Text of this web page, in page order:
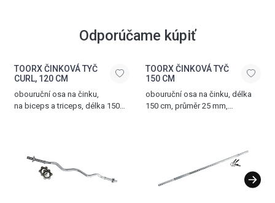
Odporúčame kúpiť
TOORX ČINKOVÁ TYČ
CURL, 120 CM
obouruční osa na činku,
na biceps a triceps, délka 150
TOORX ČINKOVÁ TYČ
150 CM
obouruční osa na činku, délka
150 cm, průměr 25 mm,